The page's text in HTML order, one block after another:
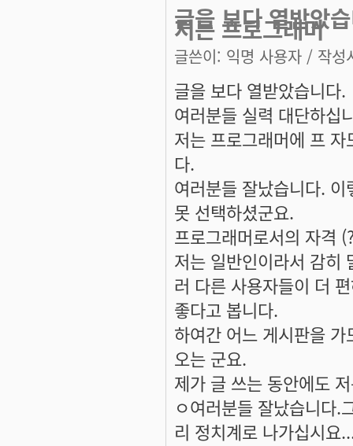
글을 보다 열받았
저는 프로그래머
글쓴이: 익명 사용자 / 작성
글을 보다 열받았습니다.
여러분들 실력 대단하십
저는 프로그래머에 프
다.
여러분들 잘났습니다.
못 선택하셨군요.
프로그래머로서의 자격
저는 일반인이라서 감히
러 다른 사용자들이 더
좋다고 봅니다.
하여간 어느 게시판을
오는 군요.
제가 글 쓰는 동안에도
ㅇ여러분들 잘났습니다.
리 정치계로 나가십시요